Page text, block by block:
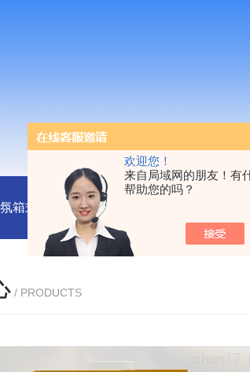
欢迎您！
来自局域网的朋友！有
帮助您的吗？
箱式炉厂家 灰分测定马弗炉-郑州安晟科
/ PRODUCTS